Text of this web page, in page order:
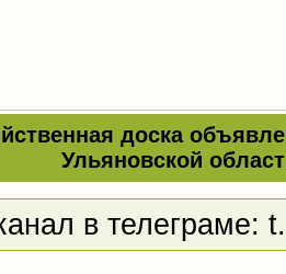
доска
Ульяновской
в телеграме: